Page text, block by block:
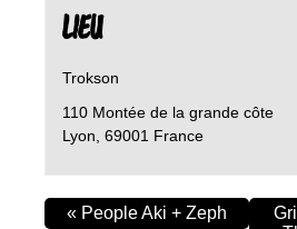
LIEU
Trokson
110 Montée de la grande côte
Lyon 69001 France
« People Aki + Zeph